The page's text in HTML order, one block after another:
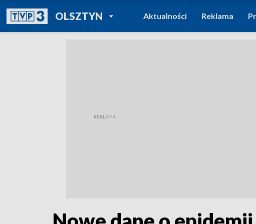
OLSZTYNPOWRÓT DO
TVP REGIONY
Aktualności Reklama